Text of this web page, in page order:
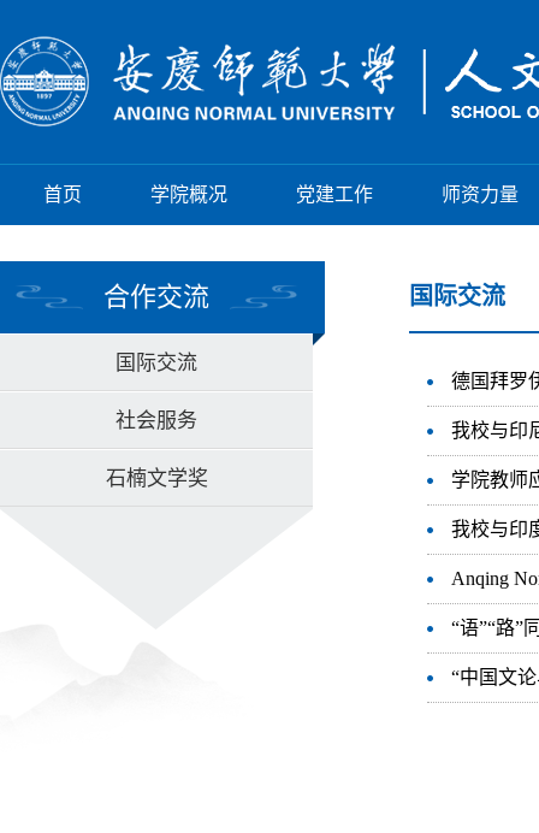
首页 学院概况 党建工作 师资力量
合作交流
国际交流
社会服务
石楠文学奖
国际交流
德国拜罗
我校与印
学院教师
我校与印
Anqing
“语”“路”
“中国文